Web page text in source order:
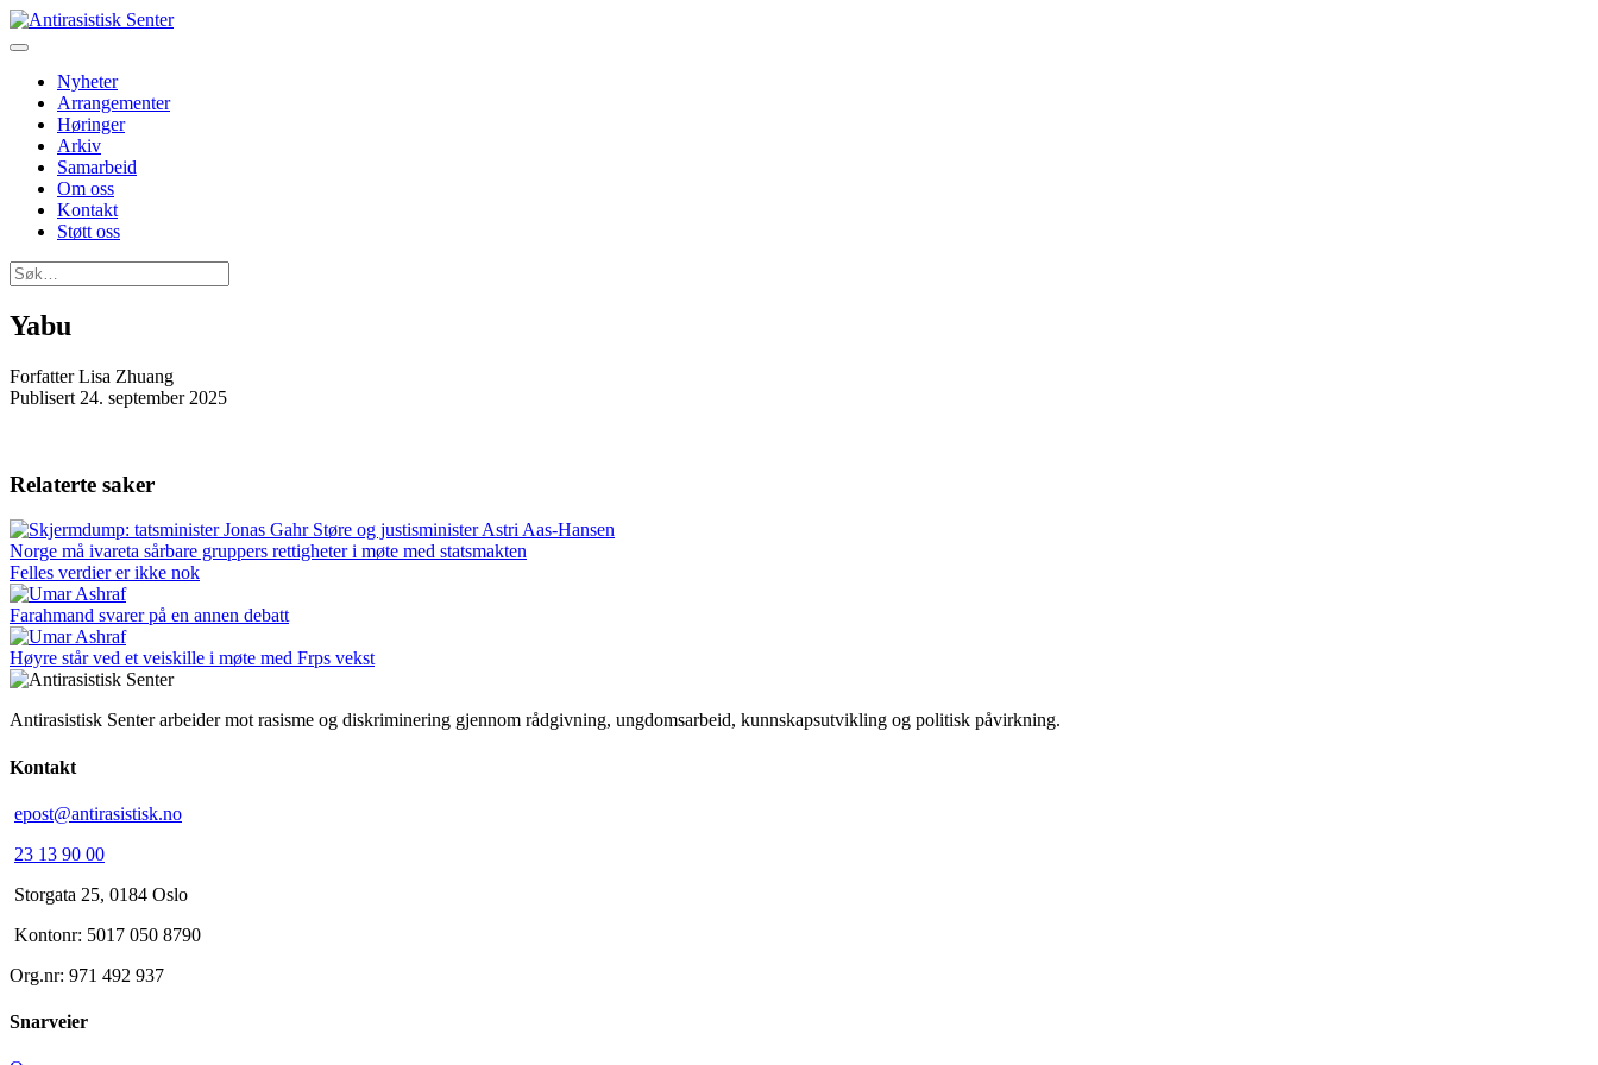
Nyheter
Arrangementer
Høringer
Arkiv
Samarbeid
Om oss
Kontakt
Støtt oss
Søk
etter:
Yabu
Forfatter Lisa Zhuang
Publisert 24. september 2025
Relaterte saker
Norge må ivareta sårbare gruppers rettigheter i møte med statsmakten
Felles verdier er ikke nok
Farahmand svarer på en annen debatt
Høyre står ved et veiskille i møte med Frps vekst
Antirasistisk Senter arbeider mot rasisme og diskriminering gjennom rådgivning, ungdomsarbeid, kunnskapsutvikling og politisk påvirkning.
Kontakt
epost@antirasistisk.no
23 13 90 00
Storgata 25, 0184 Oslo
Kontonr: 5017 050 8790
Org.nr: 971 492 937
Snarveier